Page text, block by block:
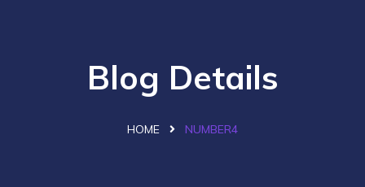
Blog Details
HOME NUMBER4